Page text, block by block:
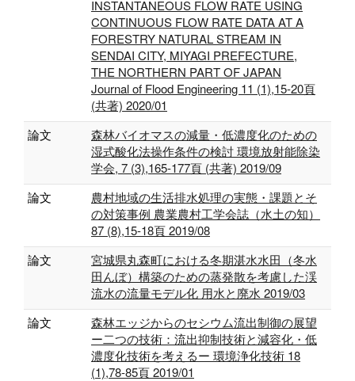
INSTANTANEOUS FLOW RATE USING
CONTINUOUS FLOW RATE DATA AT A
FORESTRY NATURAL STREAM IN
SENDAI CITY, MIYAGI PREFECTURE,
THE NORTHERN PART OF JAPAN
Journal of Flood Engineering 11 (1),15-20頁
(共著) 2020/01
論文
森林バイオマスの減量・低濃度化のための
湿式酸化法操作条件の検討 環境放射能除染
学会, 7 (3),165-177頁 (共著) 2019/09
論文
農村地域の生活排水処理の実態・課題とそ
の対策事例 農業農村工学会誌（水土の知）
87 (8),15-18頁 2019/08
論文
宮城県丸森町における冬期湛水水田（冬水
田んぼ）構築のための蒸発散を考慮した渓
流水の流量モデル化 用水と廃水 2019/03
論文
森林エッジからのセシウム流出制御の展望
ー二つの技術：流出抑制技術と減容化・低
濃度化技術を考えるー 環境浄化技術 18
(1),78-85頁 2019/01